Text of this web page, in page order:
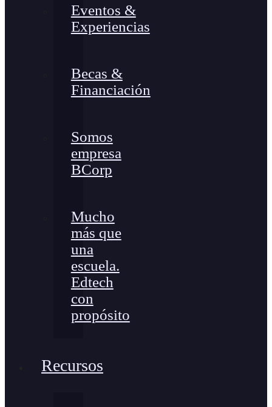
Eventos &
Experiencias
Becas &
Financiación
Somos
empresa
BCorp
Mucho
más que
una
escuela.
Edtech
con
propósito
Recursos